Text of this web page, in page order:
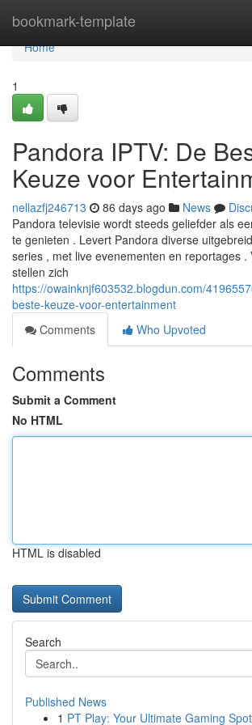
bookmark-template
Home
Home
1
Pandora IPTV: De
Keuze voor
nellazfj246713 86 days ago News
Pandora televisie wordt steeds geliefder als
te genieten . Levert Pandora diverse
series , met live evenementen en reportages .
stellen zich
https://owainknjf603532.blogdun.com/
beste-keuze-voor-entertainment
Comments
Who Upvoted
Comments
Submit a Comment
No HTML
HTML is disabled
Search
Published News
1 PT Play: Your Ultimate Gaming Spot